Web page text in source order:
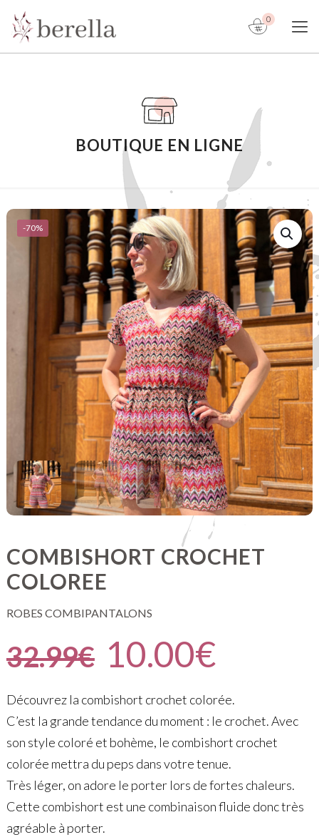
0
BOUTIQUE EN LIGNE
-70%
COMBISHORT CROCHET
COLOREE
ROBES COMBIPANTALONS
32.99€ 10.00€
Découvrez la combishort crochet colorée.
C’est la grande tendance du moment : le crochet. Avec
son style coloré et bohème, le combishort crochet
colorée mettra du peps dans votre tenue.
Très léger, on adore le porter lors de fortes chaleurs.
Cette combishort est une combinaison fluide donc très
agréable à porter.